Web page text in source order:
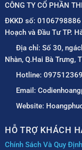
CÔNG TY CỔ PHẦN
ĐKKD số:
Hoạch và Đầu Tư TP.
Địa chỉ: Số 30,
Nhàn, Q.Hai Bà Trưng,
Hotline:
Email:
Website:
HỖ TRỢ KHÁCH
Chính Sách Và Quy Định